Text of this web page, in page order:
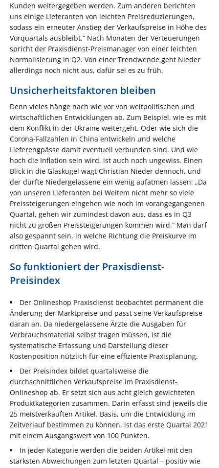
Kunden weitergegeben werden. Zum anderen berichten
uns einige Lieferanten von leichten Preisreduzierungen,
sodass ein erneuter Anstieg der Verkaufspreise in Höhe des
Vorquartals ausbleibt.“ Nach Monaten der Verteuerungen
spricht der Praxisdienst-Preismanager von einer leichten
Normalisierung in Q2. Von einer Trendwende geht Nieder
allerdings noch nicht aus, dafür sei es zu früh.
Unsicherheitsfaktoren bleiben
Denn vieles hänge nach wie vor von weltpolitischen und
wirtschaftlichen Entwicklungen ab. Zum Beispiel, wie es mit
dem Konflikt in der Ukraine weitergeht. Oder wie sich die
Corona-Fallzahlen in China entwickeln und welche
Lieferengpässe damit eventuell verbunden sind. Und wie
hoch die Inflation sein wird, ist auch noch ungewiss. Einen
Blick in die Glaskugel wagt Christian Nieder dennoch, und
der dürfte Niedergelassene ein wenig aufatmen lassen: „Da
von unseren Lieferanten bei Weitem nicht mehr so viele
Preissteigerungen eingehen wie noch im vorangegangenen
Quartal, gehen wir zumindest davon aus, dass es in Q3
nicht zu großen Preissteigerungen kommen wird.“ Man darf
also gespannt sein, in welche Richtung die Preiskurve im
dritten Quartal gehen wird.
So funktioniert der Praxisdienst-
Preisindex
Der Onlineshop Praxisdienst beobachtet permanent die
Änderung der Marktpreise und passt seine Verkaufspreise
daran an. Da niedergelassene Ärzte die Ausgaben für
Verbrauchsmaterial selbst tragen müssen, ist die
systematische Erfassung und Darstellung dieser
Kostenposition nützlich für eine effiziente Praxisplanung.
Der Preisindex bildet quartalsweise die
durchschnittlichen Verkaufspreise im Praxisdienst-
Onlineshop ab. Er setzt sich aus acht gleich gewichteten
Produktkategorien zusammen. Darin erfasst sind jeweils die
25 meistverkauften Artikel. Basis, um die Entwicklung im
Zeitverlauf bestimmen zu können, ist das erste Quartal 2021
mit einem Ausgangswert von 100 Punkten.
In jeder Kategorie werden die beiden Artikel mit den
stärksten Abweichungen zum letzten Quartal – positiv wie